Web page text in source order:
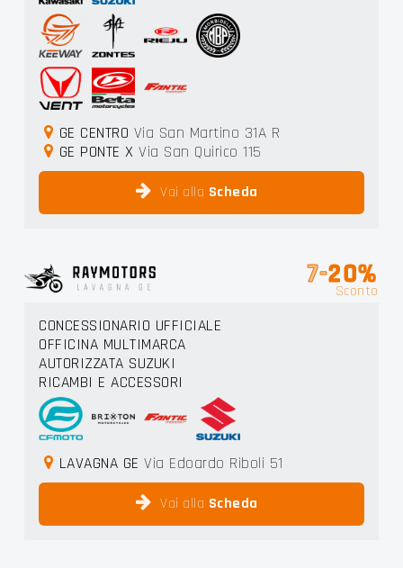
GE CENTRO Via San Martino 31A R
GE PONTE X Via San Quirico 115
Vai alla Scheda
7-20%
Sconto
CONCESSIONARIO UFFICIALE
OFFICINA MULTIMARCA
AUTORIZZATA SUZUKI
RICAMBI E ACCESSORI
LAVAGNA GE Via Edoardo Riboli 51
Vai alla Scheda